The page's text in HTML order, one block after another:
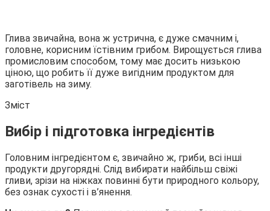
Глива звичайна, вона ж устрична, є дуже смачним і,
головне, корисним їстівним грибом. Вирощується глива
промисловим способом, тому має досить низькою
ціною, що робить її дуже вигідним продуктом для
заготівель на зиму.
Зміст
Вибір і підготовка інгредієнтів
Головним інгредієнтом є, звичайно ж, гриби, всі інші
продукти другорядні. Слід вибирати найбільш свіжі
гливи, зрізи на ніжках повинні бути природного кольору,
без ознак сухості і в’янення.